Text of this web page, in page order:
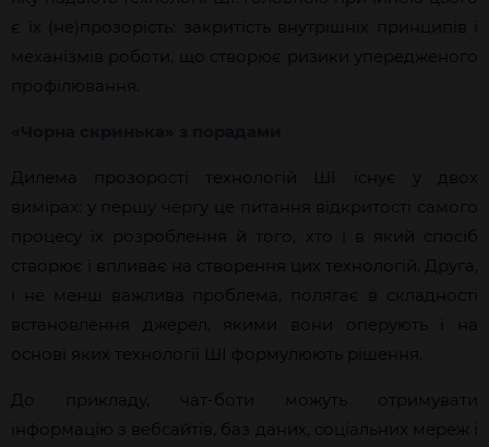
є їх (не)прозорість: закритість внутрішніх принципів і
механізмів роботи, що створює ризики упередженого
профілювання.
Дилема прозорості технологій ШІ існує у двох
вимірах: у першу чергу це питання відкритості самого
процесу їх розроблення й того, хто і в який спосіб
створює і впливає на створення цих технологій. Друга,
і не менш важлива проблема, полягає в
складності
встановлення джерел, якими в они оперують і
на
основі яких технології ШІ формулюють рішення.
До прикладу, чат-боти можуть отримувати
інформацію з вебсайтів, баз даних, соціальних мереж і